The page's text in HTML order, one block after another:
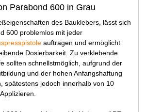
Parabond 600 in Grau
des Bauklebers, lässt sich
600 problemlos mit jeder
auftragen und ermöglicht
Dosierbarkeit. Zu verklebende
sollten schnellstmöglich, aufgrund der
und der hohen Anfangshaftung
spätestens jedoch innerhalb von 10